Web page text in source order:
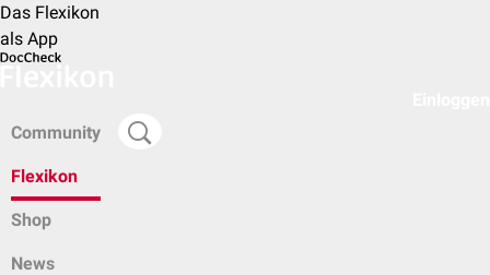
Das Flexikon
als App
Community
Flexikon
Shop
News